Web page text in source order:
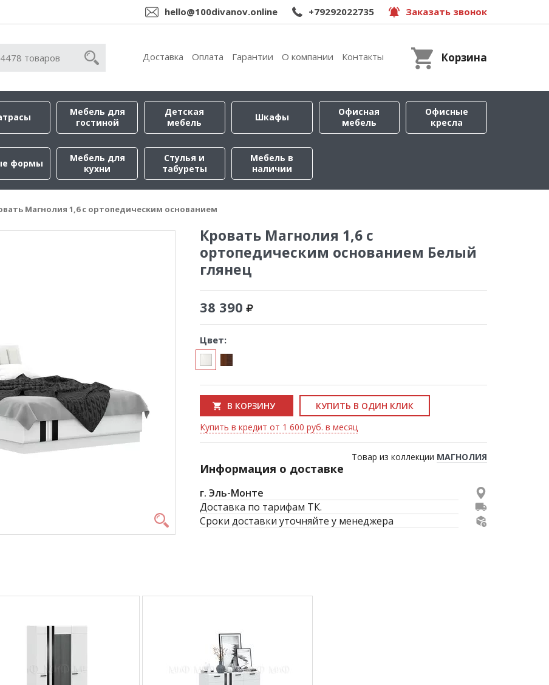
hello@100divanov.online +79292022735 Заказать звонок
Доставка Оплата Гарантии О компании Контакты Корзина
Мебель для
гостиной
Детская
мебель
Шкафы
Офисная
мебель
Офисные
кресла
формы
Мебель для
кухни
Стулья и
табуреты
Мебель в
наличии
Магнолия 1,6 с ортопедическим основанием
Кровать Магнолия 1,6 с
ортопедическим основанием Белый
глянец
38 390
Цвет:
В КОРЗИНУ
КУПИТЬ В ОДИН КЛИК
Купить в кредит от 1 600 руб. в месяц
Товар из коллекции МАГНОЛИЯ
Информация о доставке
г. Эль-Монте
Доставка по тарифам ТК.
Сроки доставки уточняйте у менеджера